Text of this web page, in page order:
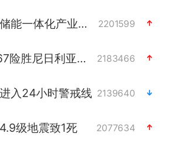
全球首个长时储能一体化产业园量产 2201599
中国女篮70-67险胜尼日利亚女篮 2183466
入24小时警戒线 2139640
级地震致1死 2077634